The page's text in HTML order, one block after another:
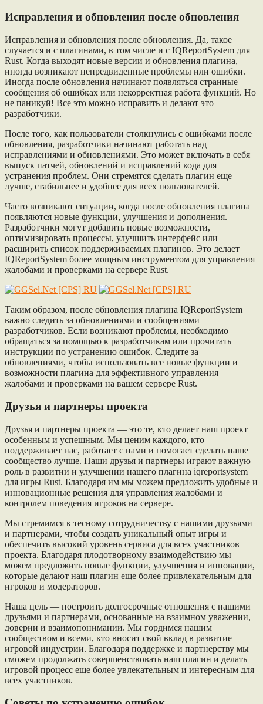
Исправления и обновления после обновления
Исправления и обновления после обновления. Да, такое
случается и с плагинами, в том числе и с IQReportSystem для
Rust. Когда выходят новые версии и обновления плагина,
иногда возникают непредвиденные проблемы или ошибки.
Иногда после обновления начинают появляться странные
сообщения об ошибках или некорректная работа функций. Но
не паникуй! Все это можно исправить и делают это
разработчики.
После того, как пользователи столкнулись с ошибками после
обновления, разработчики начинают работать над
исправлениями и обновлениями. Это может включать в себя
выпуск патчей, обновлений и исправлений кода для
устранения проблем. Они стремятся сделать плагин еще
лучше, стабильнее и удобнее для всех пользователей.
Часто возникают ситуации, когда после обновления плагина
появляются новые функции, улучшения и дополнения.
Разработчики могут добавить новые возможности,
оптимизировать процессы, улучшить интерфейс или
расширить список поддерживаемых плагинов. Это делает
IQReportSystem более мощным инструментом для управления
жалобами и проверками на сервере Rust.
Таким образом, после обновления плагина IQReportSystem
важно следить за обновлениями и сообщениями
разработчиков. Если возникают проблемы, необходимо
обращаться за помощью к разработчикам или прочитать
инструкции по устранению ошибок. Следите за
обновлениями, чтобы использовать все новые функции и
возможности плагина для эффективного управления
жалобами и проверками на вашем сервере Rust.
Друзья и партнеры проекта
Друзья и партнеры проекта — это те, кто делает наш проект
особенным и успешным. Мы ценим каждого, кто
поддерживает нас, работает с нами и помогает сделать наше
сообщество лучше. Наши друзья и партнеры играют важную
роль в развитии и улучшении нашего плагина iqreportsystem
для игры Rust. Благодаря им мы можем предложить удобные и
инновационные решения для управления жалобами и
контролем поведения игроков на сервере.
Мы стремимся к тесному сотрудничеству с нашими друзьями
и партнерами, чтобы создать уникальный опыт игры и
обеспечить высокий уровень сервиса для всех участников
проекта. Благодаря плодотворному взаимодействию мы
можем предложить новые функции, улучшения и инновации,
которые делают наш плагин еще более привлекательным для
игроков и модераторов.
Наша цель — построить долгосрочные отношения с нашими
друзьями и партнерами, основанные на взаимном уважении,
доверии и взаимопонимании. Мы гордимся нашим
сообществом и всеми, кто вносит свой вклад в развитие
игровой индустрии. Благодаря поддержке и партнерству мы
сможем продолжать совершенствовать наш плагин и делать
игровой процесс еще более увлекательным и интересным для
всех участников.